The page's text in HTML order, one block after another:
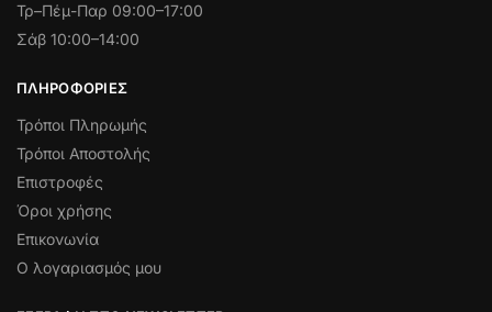
Τρ–Πέμ-Παρ 09:00–17:00
Σάβ 10:00–14:00
ΠΛΗΡΟΦΟΡΊΕΣ
Τρόποι Πληρωμής
Τρόποι Αποστολής
Επιστροφές
Όροι χρήσης
Επικονωνία
Ο λογαριασμός μου